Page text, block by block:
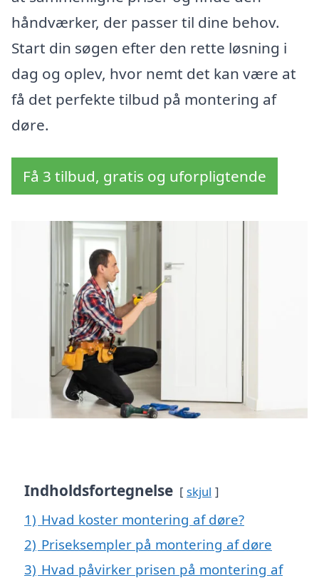
håndværker, der passer til dine behov.
Start din søgen efter den rette løsning i
dag og oplev, hvor nemt det kan være at
få det perfekte tilbud på montering af
døre.
Få 3 tilbud, gratis og uforpligtende
Indholdsfortegnelse skjul
1) Hvad koster montering af døre?
2) Priseksempler på montering af døre
3) Hvad påvirker prisen på montering af